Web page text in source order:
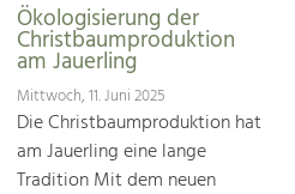
Ökologisierung der
Christbaumproduktion
am Jauerling
Mittwoch, 11. Juni 2025
Die Christbaumproduktion hat
am Jauerling eine lange
Tradition Mit dem neuen